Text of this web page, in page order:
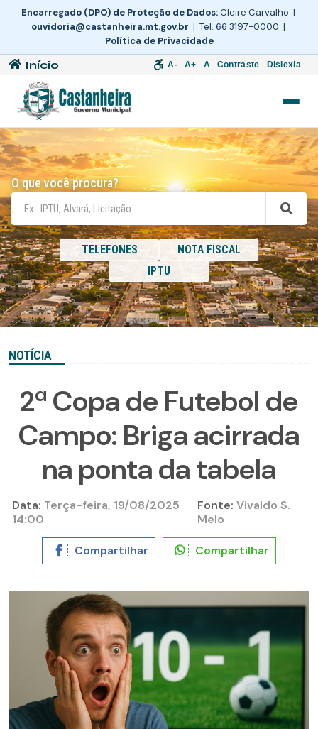
Encarregado (DPO) de Proteção de Dados:Cleire Carvalho |
ouvidoria@castanheira.mt.gov.br | Tel. 66 3197-0000 |
Política de Privacidade
Início A- A+ A Contraste Dislexia
O que você procura?
TELEFONES
NOTA FISCAL
IPTU
NOTÍCIA
2ª Copa de Futebol de
Campo: Briga acirrada
na ponta da tabela
Data: Terça-feira, 19/08/2025
14:00
Fonte: Vivaldo S.
Melo
Compartilhar Compartilhar